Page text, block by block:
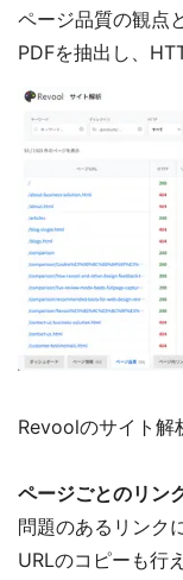
ページ品質の観点
PDFを抽出し、
Revoolのサイト解
ページごとのリン
問題のあるリンク
URLのコピーも行